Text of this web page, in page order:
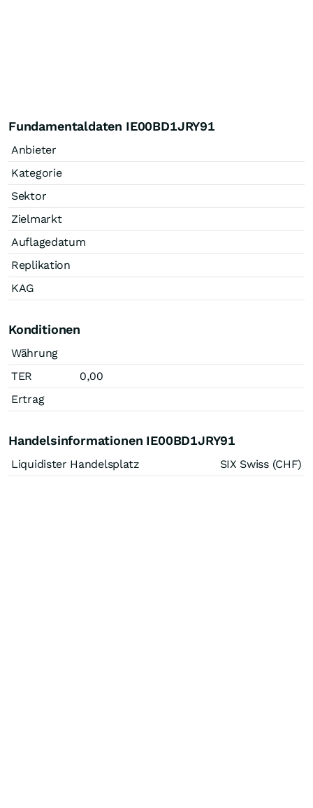
Fundamentaldaten IE00BD1JRY91
Anbieter
Kategorie
Sektor
Zielmarkt
Auflagedatum
Replikation
KAG
Konditionen
Währung
TER
0,00
Ertrag
Handelsinformationen IE00BD1JRY91
Liquidister Handelsplatz SIX Swiss (CHF)